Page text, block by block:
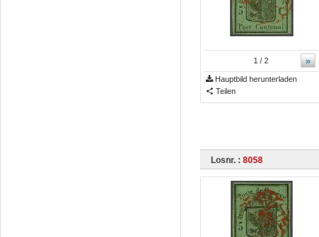
»
1 / 2
Hauptbild herunterladen
Teilen
Losnr. : 8058